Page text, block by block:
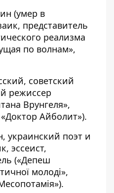
(умер в
представитель
реализма
по волнам»,
советский
режиссер
Врунгеля»,
Айболит»).
украинский поэт и
эссеист,
(«Депеш
молоді»,